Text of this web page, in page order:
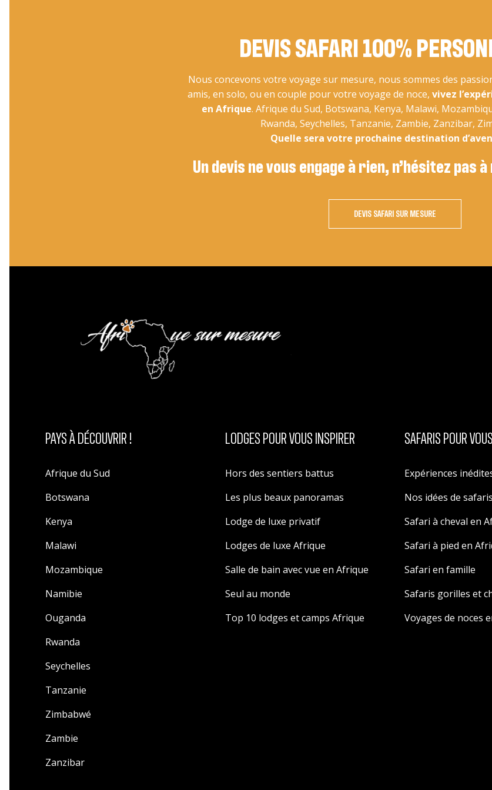
DEVIS SAFARI 100%
Nous concevons votre voyage sur mesure, nous sommes des
amis, en solo, ou en couple pour votre voyage de noce, vivez
en Afrique. Afrique du Sud, Botswana, Kenya, Malawi,
Rwanda, Seychelles, Tanzanie, Zambie, Zanzibar,
Quelle sera votre prochaine destination
Un devis ne vous engage à rien, n’hésitez pas
DEVIS SAFARI SUR MESURE
PAYS À DÉCOUVRIR !
Afrique du Sud
Botswana
Kenya
Malawi
Mozambique
Namibie
Ouganda
Rwanda
Seychelles
Tanzanie
Zimbabwé
Zambie
Zanzibar
LODGES POUR VOUS INSPIRER
Hors des sentiers battus
Les plus beaux panoramas
Lodge de luxe privatif
Lodges de luxe Afrique
Salle de bain avec vue en Afrique
Seul au monde
Top 10 lodges et camps Afrique
SAFARIS POUR
Expériences
Nos idées de
Safari à cheval en
Safari à pied en
Safari en famille
Safaris gorilles et
Voyages de noces